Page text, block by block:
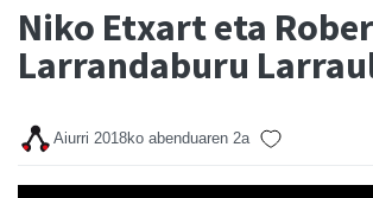
Niko Etxart eta
Larrandaburu
Aiurri 2018ko abenduaren 2a